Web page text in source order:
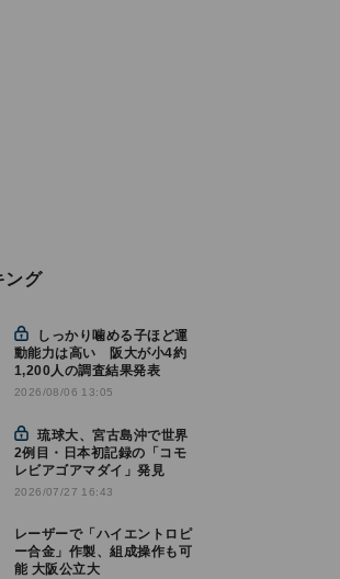
ング
動能力は高い 阪大が小4約
1,200人の調査結果発表
2026/08/06 13:05
琉球大、宮古島沖で世界
2例目・日本初記録の「コモ
レビアゴアマダイ」発見
2026/07/27 16:43
レーザーで「ハイエントロピ
ー合金」作製、組成操作も可
能 大阪公立大